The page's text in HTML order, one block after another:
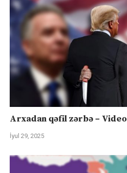
Arxadan qəfil zərbə – Video
İyul 29, 2025